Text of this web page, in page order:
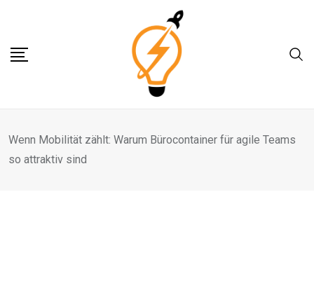
content
Wenn Mobilität zählt: Warum Bürocontainer für agile Teams
so attraktiv sind